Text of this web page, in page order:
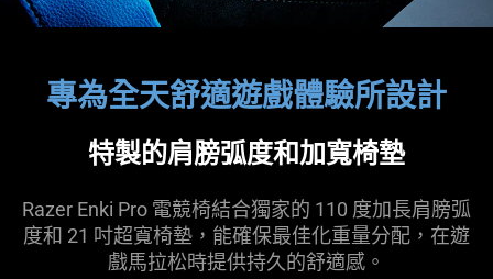
專為全天舒適遊戲體驗所設計
特製的肩膀弧度和加寬椅墊
Razer Enki Pro 電競椅結合獨家的 110 度加長肩膀弧
度和 21 吋超寬椅墊，能確保最佳化重量分配，在遊
戲馬拉松時提供持久的舒適感。